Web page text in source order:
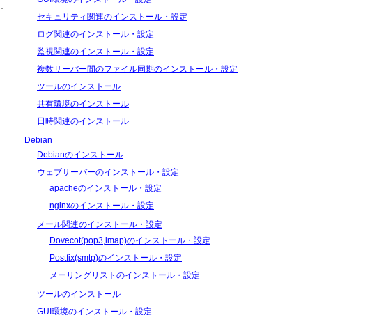
セキュリティ関連のインストール・設定
ログ関連のインストール・設定
監視関連のインストール・設定
複数サーバー間のファイル同期のインストール・設定
ツールのインストール
共有環境のインストール
日時関連のインストール
Debian
Debianのインストール
ウェブサーバーのインストール・設定
apacheのインストール・設定
nginxのインストール・設定
メール関連のインストール・設定
Dovecot(pop3,imap)のインストール・設定
Postfix(smtp)のインストール・設定
メーリングリストのインストール・設定
ツールのインストール
GUI環境のインストール・設定